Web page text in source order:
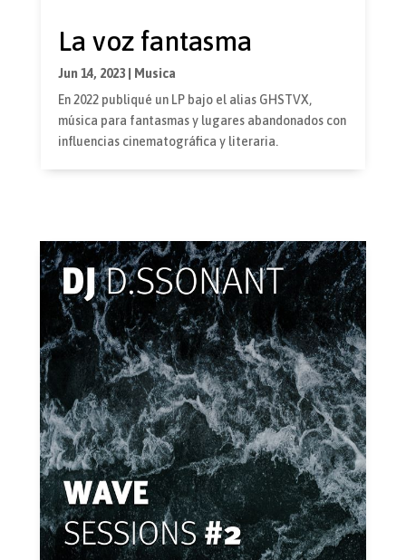
La voz fantasma
Jun 14, 2023|
Musica
En 2022 publiqué un LP bajo el alias GHSTVX,
música para fantasmas y lugares abandonados con
influencias cinematográfica y literaria.